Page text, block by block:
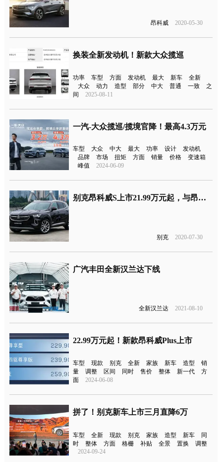
昂科威 2020-05-30
换装全新发动机！新款大众揽巡
功率 车型 方面 发动机 最大 新车
全新
大众
动力 造型 部分 中大 普通 一致
之
间
2025-08-11
一汽-大众揽巡/揽境官降！最高4.3万元
车型 大众 中大 最大 功率 设计
发动机
品牌
市场 扭矩 方面 销量 价格
变速箱
峰值
2024-06-09
别克昂科威S上市21.99万元起，与昂科威共线销售
别克 2020-07-30
广汽丰田全新汉兰达下线
全新汉兰达 2021-08-10
22.99万元起！新款昂科威Plus上市
车型 现款 别克 全新 家族 新车 造型
销
量
调整 区间 同时 售价 整体 新一代
方
面
2024-06-08
拼了！别克新车上市三月直降6万
车型 全新 现款 别克 家族 造型 新车
同
时
整体 方面 格栅 补贴 全景 置换
调整
2024-09-24